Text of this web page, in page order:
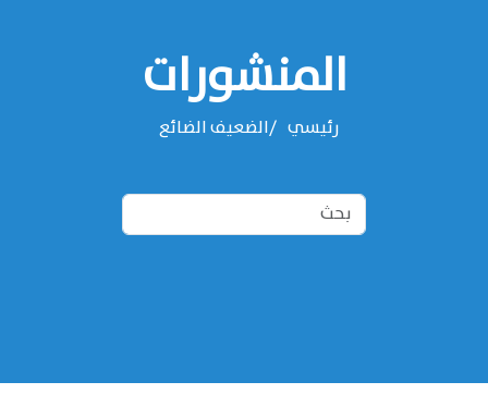
المنشورات
رئيسي الضعيف الضائع